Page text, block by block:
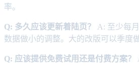
率。
Q: 多久应该更新着陆页？
A: 至少每
数据做小的调整。大的改版可以季度
Q: 应该提供免费试用还是付费方案？